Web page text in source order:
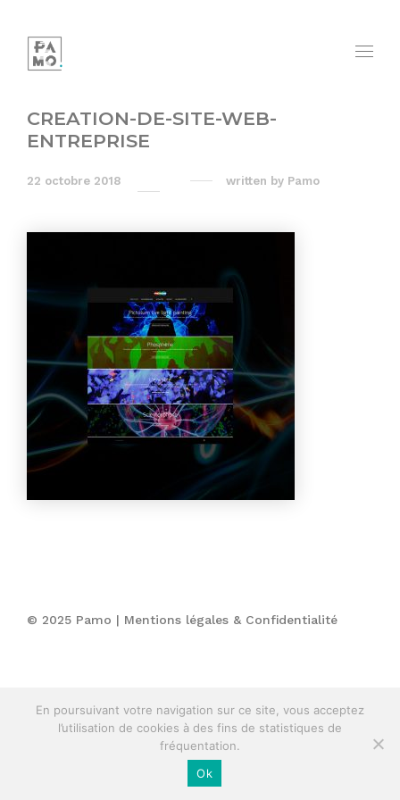
CREATION-DE-SITE-WEB-
ENTREPRISE
22 octobre 2018 written by Pamo
© 2025 Pamo | Mentions légales & Confidentialité
En poursuivant votre navigation sur ce site, vous acceptez
l’utilisation de cookies à des fins de statistiques de
fréquentation.
Ok